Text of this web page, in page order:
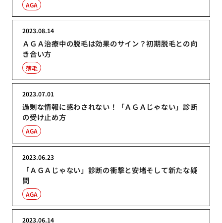
AGA
ＡＧＡ治療中の脱毛は効果のサイン？初期脱毛との向
き合い方
2023.08.14
薄毛
過剰な情報に惑わされない！「ＡＧＡじゃない」診断
の受け止め方
2023.07.01
AGA
「ＡＧＡじゃない」診断の衝撃と安堵そして新たな疑
問
2023.06.23
AGA
2023.06.14